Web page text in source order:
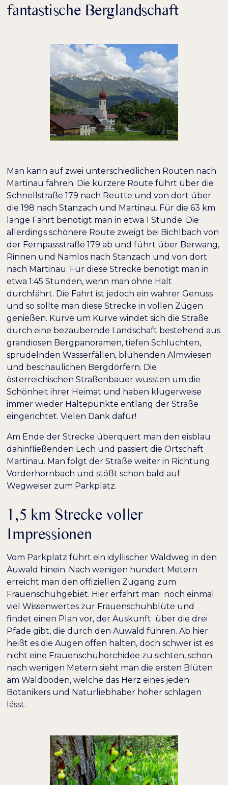
Inhaltsskalierung 100%
100%
Buchstabenabstand 100%
fantastische Berglandschaft
Man kann auf zwei unterschiedlichen Routen nach
Martinau fahren. Die kürzere Route führt über die
Schnellstraße 179 nach Reutte und von dort über
die 198 nach Stanzach und Martinau. Für die 63 km
lange Fahrt benötigt man in etwa 1 Stunde. Die
allerdings schönere Route zweigt bei Bichlbach von
der Fernpassstraße 179 ab und führt über Berwang,
Rinnen und Namlos nach Stanzach und von dort
nach Martinau. Für diese Strecke benötigt man in
etwa 1:45 Stunden, wenn man ohne Halt
durchfährt. Die Fahrt ist jedoch ein wahrer Genuss
und so sollte man diese Strecke in vollen Zügen
genießen. Kurve um Kurve windet sich die Straße
durch eine bezaubernde Landschaft bestehend aus
grandiosen Bergpanoramen, tiefen Schluchten,
sprudelnden Wasserfällen, blühenden Almwiesen
und beschaulichen Bergdörfern. Die
österreichischen Straßenbauer wussten um die
Schönheit ihrer Heimat und haben klugerweise
immer wieder Haltepunkte entlang der Straße
eingerichtet. Vielen Dank dafür!
Am Ende der Strecke überquert man den eisblau
dahinfließenden Lech und passiert die Ortschaft
Martinau. Man folgt der Straße weiter in Richtung
Vorderhornbach und stößt schon bald auf
Wegweiser zum Parkplatz.
1,5 km Strecke voller
Impressionen
Vom Parkplatz führt ein idyllischer Waldweg in den
Auwald hinein. Nach wenigen hundert Metern
erreicht man den offiziellen Zugang zum
Frauenschuhgebiet. Hier erfährt man noch einmal
viel Wissenwertes zur Frauenschuhblüte und
findet einen Plan vor, der Auskunft über die drei
Pfade gibt, die durch den Auwald führen. Ab hier
heißt es die Augen offen halten, doch schwer ist es
nicht eine Frauenschuhorchidee zu sichten, schon
nach wenigen Metern sieht man die ersten Blüten
am Waldboden, welche das Herz eines jeden
Botanikers und Naturliebhaber höher schlagen
lässt.